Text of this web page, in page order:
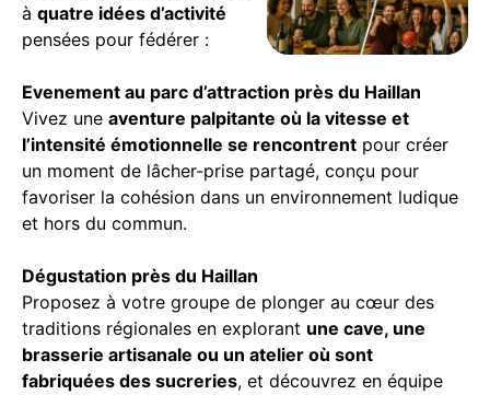
à quatre idées d’activité
pensées pour fédérer :
Evenement au parc d’attraction près du Haillan
Vivez une aventure palpitante où la vitesse et
l’intensité émotionnelle se rencontrent pour créer
un moment de lâcher-prise partagé, conçu pour
favoriser la cohésion dans un environnement ludique
et hors du commun.
Dégustation près du Haillan
Proposez à votre groupe de plonger au cœur des
traditions régionales en explorant une cave, une
brasserie artisanale ou un atelier où sont
fabriquées des sucreries, et découvrez en équipe